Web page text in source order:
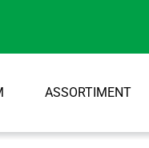
ASSORTIMENT